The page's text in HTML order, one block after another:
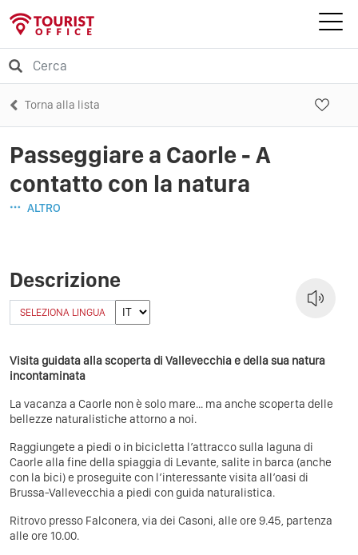
Torna alla lista
Passeggiare a Caorle - A
contatto con la natura
ALTRO
Descrizione
SELEZIONA LINGUA
Visita guidata alla scoperta di Vallevecchia e della sua natura
incontaminata
La vacanza a Caorle non è solo mare... ma anche scoperta delle
bellezze naturalistiche attorno a noi.
Raggiungete a piedi o in bicicletta l’attracco sulla laguna di
Caorle alla fine della spiaggia di Levante, salite in barca (anche
con la bici) e proseguite con l’interessante visita all’oasi di
Brussa-Vallevecchia a piedi con guida naturalistica.
Ritrovo presso Falconera, via dei Casoni, alle ore 9.45, partenza
alle ore 10.00.